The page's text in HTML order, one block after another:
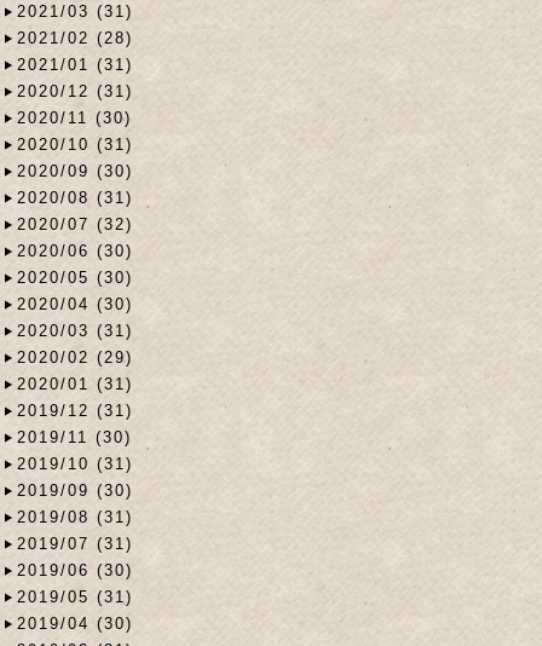
2021/03 (31)
2021/02 (28)
2021/01 (31)
2020/12 (31)
2020/11 (30)
2020/10 (31)
2020/09 (30)
2020/08 (31)
2020/07 (32)
2020/06 (30)
2020/05 (30)
2020/04 (30)
2020/03 (31)
2020/02 (29)
2020/01 (31)
2019/12 (31)
2019/11 (30)
2019/10 (31)
2019/09 (30)
2019/08 (31)
2019/07 (31)
2019/06 (30)
2019/05 (31)
2019/04 (30)